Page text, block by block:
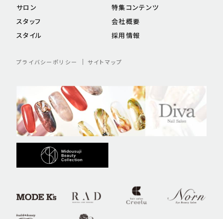
サロン
スタッフ
スタイル
特集コンテンツ
会社概要
採用情報
プライバシーポリシー サイトマップ